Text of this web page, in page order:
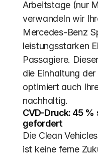
Arbeitstage (nur
verwandeln wir
Mercedes-Benz
leistungsstarken
Passagiere.
die Einhaltung
optimiert auch
nachhaltig.
CVD-Druck: 45 %
gefordert
Die Clean
ist keine ferne